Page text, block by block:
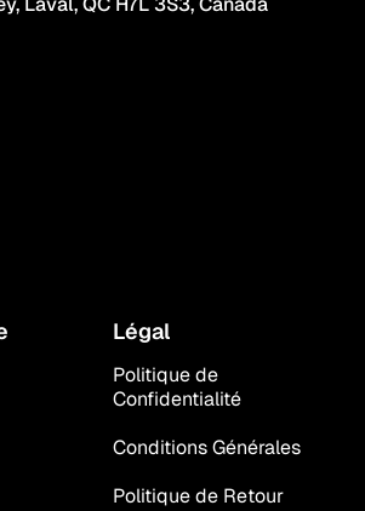
Légal
Politique de
Confidentialité
Conditions Générales
Politique de Retour